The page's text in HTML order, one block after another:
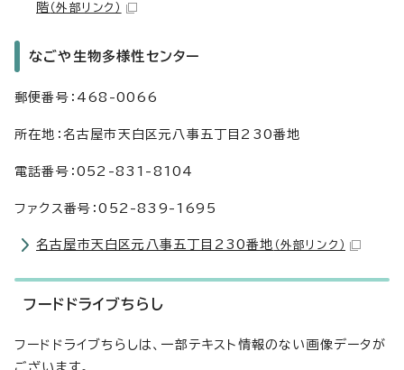
階 （外部リンク）
なごや生物多様性センター
郵便番号：468-0066
所在地：名古屋市天白区元八事五丁目230番地
電話番号：052-831-8104
ファクス番号：052-839-1695
名古屋市天白区元八事五丁目230番地 （外部リンク）
フードドライブちらし
フードドライブちらしは、一部テキスト情報のない画像データが
ございます。